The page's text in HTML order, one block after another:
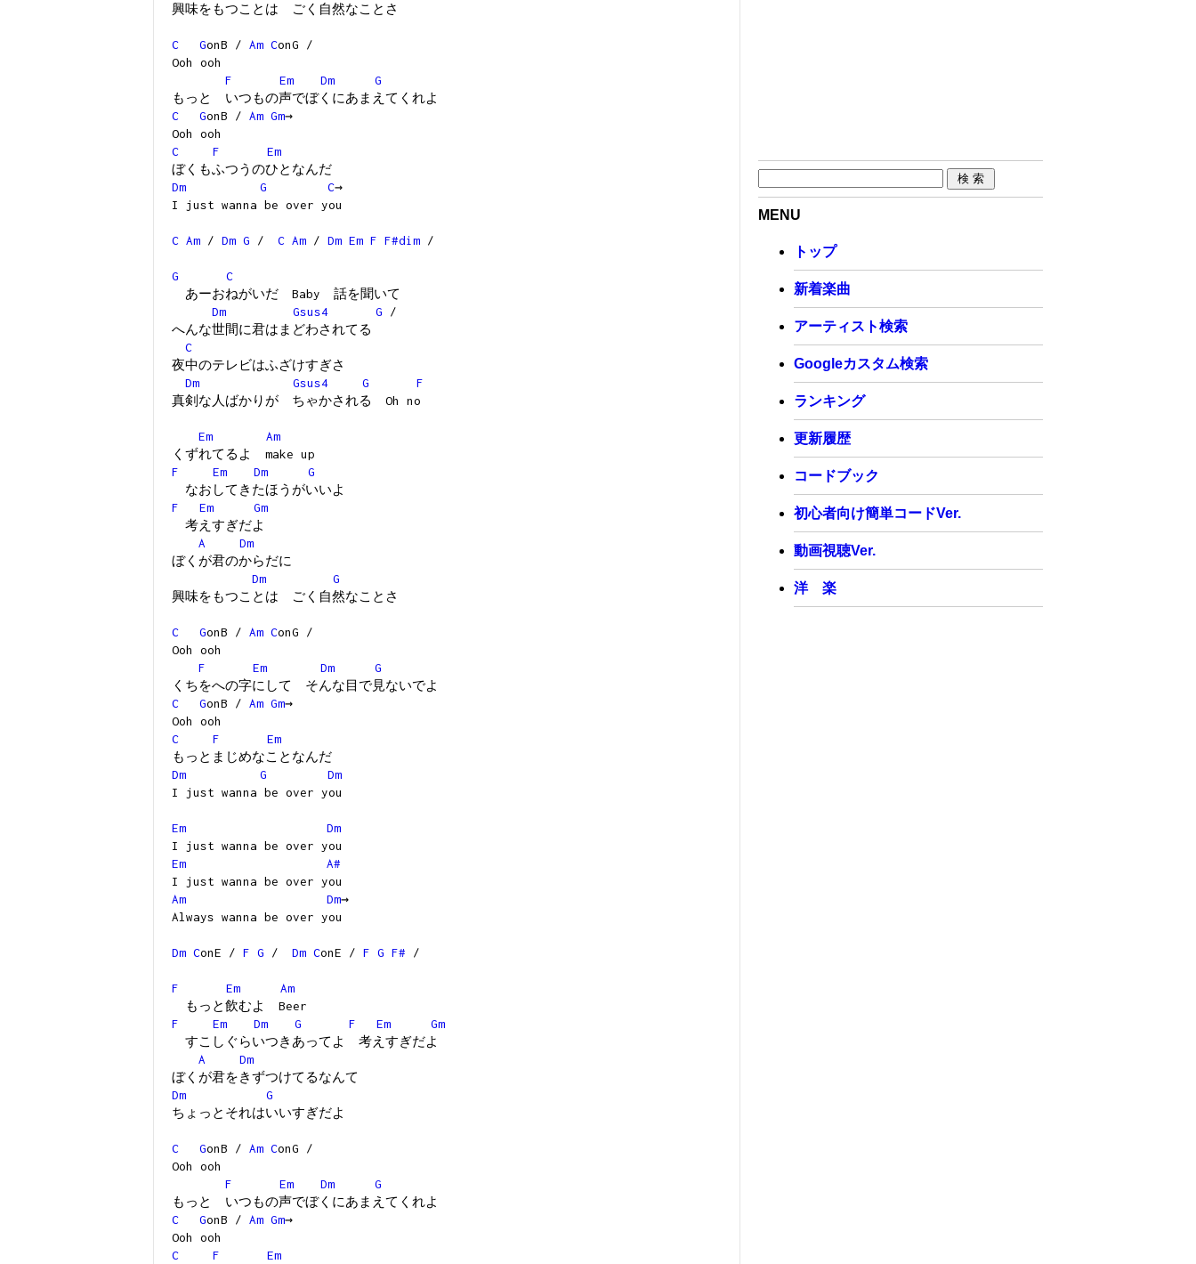
興味をもつことは ごく自然なことさ
C GonB / Am ConG /
Ooh ooh
F
Em Dm
G
もっと いつもの声でぼくにあまえてくれよ
C
GonB / Am Gm→
Ooh ooh
C
F
Em
ぼくもふつうのひとなんだ
Dm
G C→
I just wanna be over you
C Am / Dm G / C Am / Dm Em F F#dim /
G
C
あーおねがいだ Baby 話を聞いて
Dm
Gsus4 G /
へんな世間に君はまどわされてる
C
夜中のテレビはふざけすぎさ
Dm
Gsus4 G
F
真剣な人ばかりが ちゃかされる Oh no
Em
Am
くずれてるよ make up
F
Em Dm
G
なおしてきたほうがいいよ
F
Em
Gm
考えすぎだよ
A
Dm
ぼくが君のからだに
Dm
G
興味をもつことは ごく自然なことさ
C GonB / Am ConG /
Ooh ooh
F
Em Dm
G
くちをへの字にして そんな目で見ないでよ
C
GonB / Am Gm→
Ooh ooh
C
F
Em
もっとまじめなことなんだ
Dm
G
Dm
I just wanna be over you
Em
Dm
I just wanna be over you
Em
A#
I just wanna be over you
Am
Dm→
Always wanna be over you
Dm ConE / F G / Dm ConE / F G F# /
F Em
Am
もっと飲むよ Beer
F
Em Dm G F Em
Gm
すこしぐらいつきあってよ 考えすぎだよ
A
Dm
ぼくが君をきずつけてるなんて
Dm
G
ちょっとそれはいいすぎだよ
C GonB / Am ConG /
Ooh ooh
F
Em Dm
G
もっと いつもの声でぼくにあまえてくれよ
C
GonB / Am Gm→
Ooh ooh
C
F
Em
MENU
トップ
新着楽曲
アーティスト検索
Googleカスタム検索
ランキング
更新履歴
コードブック
初心者向け簡単コードVer.
動画視聴Ver.
洋 楽